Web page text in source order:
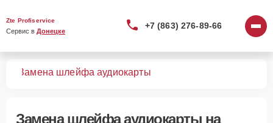
Zte Profiservice
Сервис в Донецке
+7 (863) 276-89-66
Замена шлейфа аудиокарты
Замена шлейфа аудиокарты на